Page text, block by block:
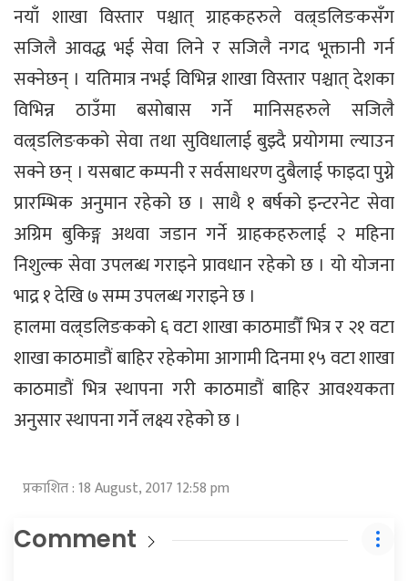
नयाँ शाखा विस्तार पश्चात् ग्राहकहरुले वल्र्डलिङकसँग
सजिलै आवद्ध भई सेवा लिने र सजिलै नगद भूक्तानी गर्न
सक्नेछन् । यतिमात्र नभई विभिन्न शाखा विस्तार पश्चात् देशका
विभिन्न ठाउँमा बसोबास गर्ने मानिसहरुले सजिलै
वल्र्डलिङकको सेवा तथा सुविधालाई बुझ्दै प्रयोगमा ल्याउन
सक्ने छन् । यसबाट कम्पनी र सर्वसाधरण दुबैलाई फाइदा पुग्ने
प्रारम्भिक अनुमान रहेको छ । साथै १ बर्षको इन्टरनेट सेवा
अग्रिम बुकिङ्ग अथवा जडान गर्ने ग्राहकहरुलाई २ महिना
निशुल्क सेवा उपलब्ध गराइने प्रावधान रहेको छ । यो योजना
भाद्र १ देखि ७ सम्म उपलब्ध गराइने छ ।
हालमा वल्र्डलिङकको ६ वटा शाखा काठमाडौँ भित्र र २१ वटा
शाखा काठमाडौं बाहिर रहेकोमा आगामी दिनमा १५ वटा शाखा
काठमाडौं भित्र स्थापना गरी काठमाडौं बाहिर आवश्यकता
अनुसार स्थापना गर्ने लक्ष्य रहेको छ ।
प्रकाशित : 18 August, 2017 12:58 pm
Comment